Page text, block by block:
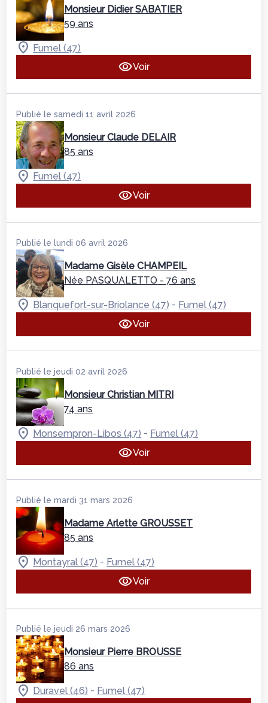
Monsieur Didier SABATIER
59 ans
Fumel (47)
Voir
Publié le samedi 11 avril 2026
Monsieur Claude DELAIR
85 ans
Fumel (47)
Voir
Publié le lundi 06 avril 2026
Madame Gisèle CHAMPEIL
Née PASQUALETTO - 76 ans
Blanquefort-sur-Briolance (47) - Fumel (47)
Voir
Publié le jeudi 02 avril 2026
Monsieur Christian MITRI
74 ans
Monsempron-Libos (47) - Fumel (47)
Voir
Publié le mardi 31 mars 2026
Madame Arlette GROUSSET
85 ans
Montayral (47) - Fumel (47)
Voir
Publié le jeudi 26 mars 2026
Monsieur Pierre BROUSSE
86 ans
Duravel (46) - Fumel (47)